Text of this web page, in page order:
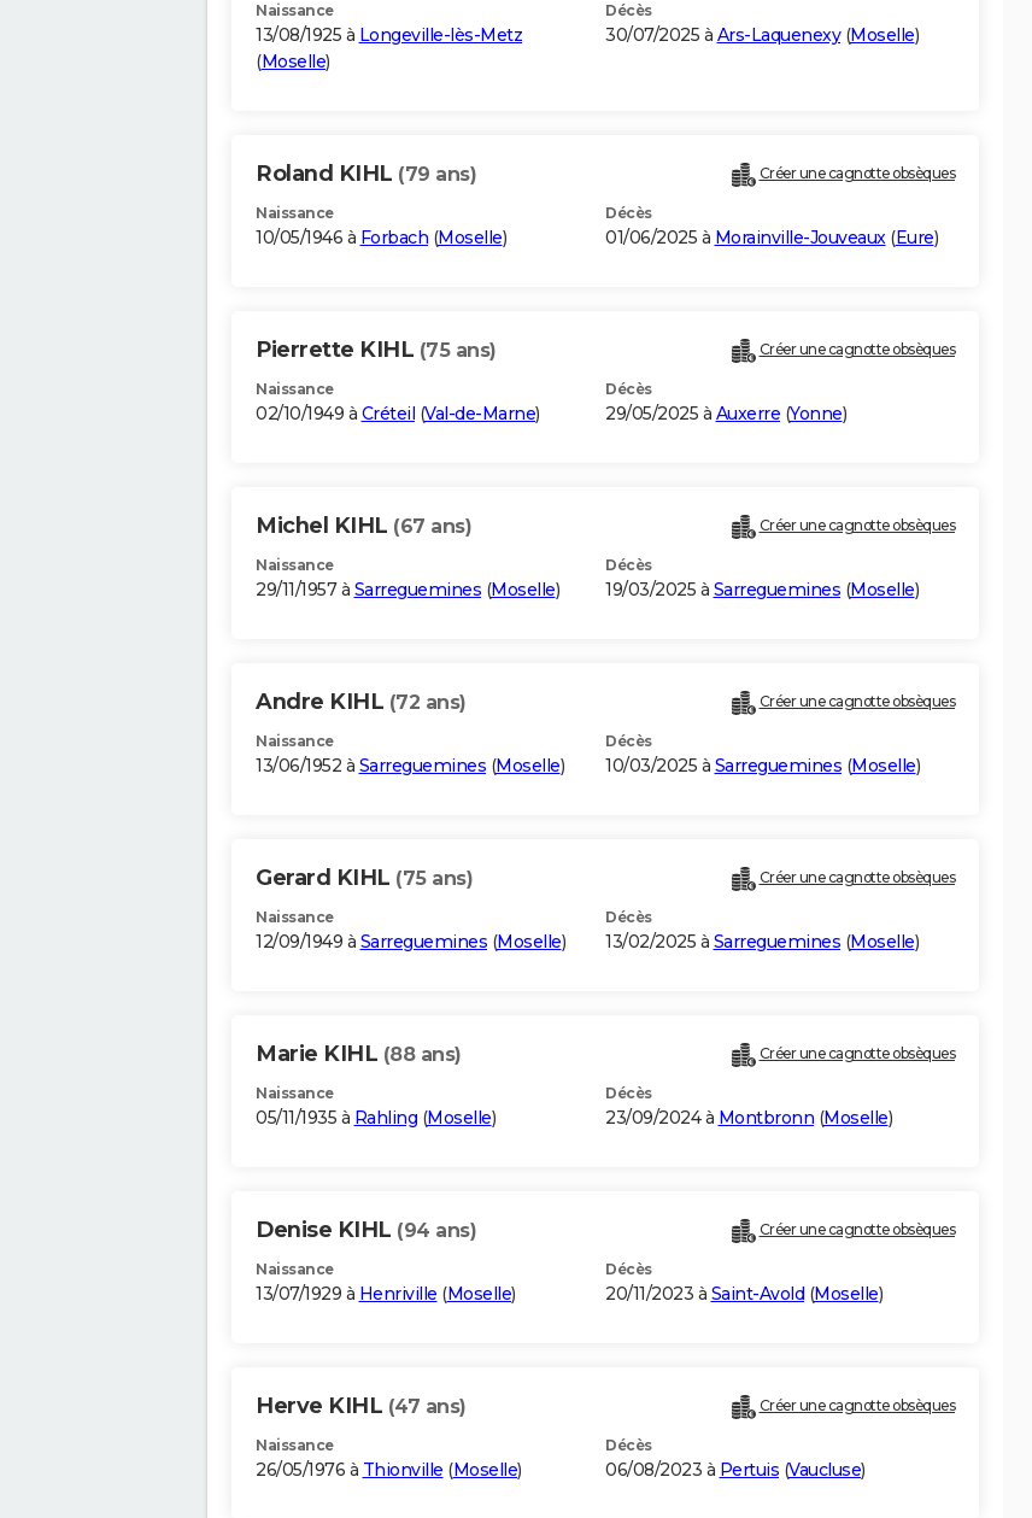
Naissance
13/08/1925 à Longeville-lès-Metz
(Moselle)
Décès
30/07/2025 à Ars-Laquenexy(Moselle)
Roland KIHL (79 ans) Créer une cagnotte obsèques
Naissance
10/05/1946 à Forbach (Moselle)
Décès
01/06/2025 à Morainville-Jouveaux(Eure)
Pierrette KIHL (75 ans) Créer une cagnotte obsèques
Naissance
02/10/1949 à Créteil (Val-de-Marne)
Décès
29/05/2025 à Auxerre (Yonne)
Michel KIHL (67 ans) Créer une cagnotte obsèques
Naissance
29/11/1957 à Sarreguemines (Moselle)
Décès
19/03/2025 à Sarreguemines (Moselle)
Andre KIHL (72 ans) Créer une cagnotte obsèques
Naissance
13/06/1952 à Sarreguemines (Moselle)
Décès
10/03/2025 à Sarreguemines (Moselle)
Gerard KIHL (75 ans) Créer une cagnotte obsèques
Naissance
12/09/1949 à Sarreguemines (Moselle)
Décès
13/02/2025 à Sarreguemines (Moselle)
Marie KIHL (88 ans) Créer une cagnotte obsèques
Naissance
05/11/1935 à Rahling (Moselle)
Décès
23/09/2024 à Montbronn (Moselle)
Denise KIHL (94 ans) Créer une cagnotte obsèques
Naissance
13/07/1929 à Henriville (Moselle)
Décès
20/11/2023 à Saint-Avold (Moselle)
Herve KIHL (47 ans) Créer une cagnotte obsèques
Naissance
26/05/1976 à Thionville (Moselle)
Décès
06/08/2023 à Pertuis (Vaucluse)